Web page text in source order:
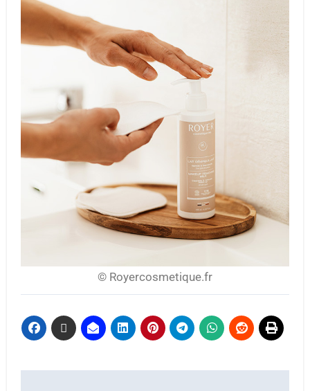
© Royercosmetique.fr